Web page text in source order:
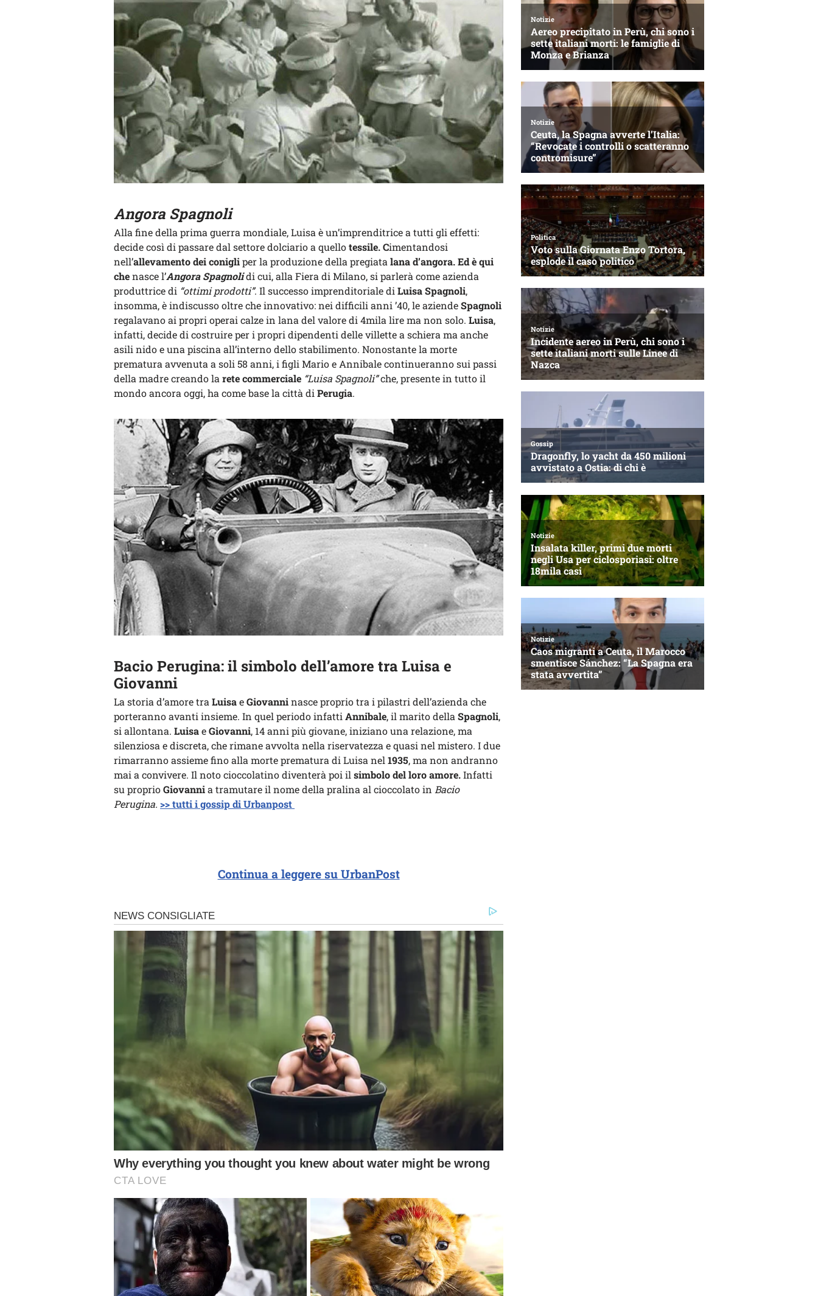
Angora Spagnoli
Alla fine della prima guerra mondiale, Luisa è un’imprenditrice a tutti gli effetti:
decide così di passare dal settore dolciario a quellotessile. Cimentandosi
nell’allevamento dei conigliper la produzione della pregiata lana d’angora. Ed è qui
chenasce l’Angora Spagnolidi cui, alla Fiera di Milano, si parlerà come azienda
produttrice di “ottimi prodotti”. Il successo imprenditoriale di Luisa Spagnoli,
insomma, è indiscusso oltre che innovativo: nei difficili anni ’40, le aziendeSpagnoli
regalavano ai propri operai calze in lana del valore di 4mila lire ma non solo. Luisa,
infatti, decide di costruire per i propri dipendenti delle villette a schiera ma anche
asili nido e una piscina all’interno dello stabilimento. Nonostante la morte
prematura avvenuta a soli 58 anni, i figli Mario e Annibale continueranno sui passi
della madre creando la rete commerciale “Luisa Spagnoli”che, presente in tutto il
mondo ancora oggi, ha come base la città di Perugia.
Bacio Perugina: il simbolo dell’amore tra Luisa e
Giovanni
La storia d’amore traLuisaeGiovanninasce proprio tra i pilastri dell’azienda che
porteranno avanti insieme. In quel periodo infattiAnnibale, il marito dellaSpagnoli,
si allontana. LuisaeGiovanni, 14 anni più giovane, iniziano una relazione, ma
silenziosa e discreta, che rimane avvolta nella riservatezza e quasi nel mistero. I due
rimarranno assieme fino alla morte prematura di Luisa nel1935, ma non andranno
mai a convivere. Il noto cioccolatino diventerà poi ilsimbolo del loro amore.Infatti
su proprioGiovannia tramutare il nome della pralina al cioccolato in Bacio
Perugina. >> tutti i gossip di Urbanpost
Continua a leggere su UrbanPost